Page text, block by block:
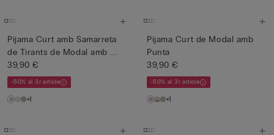
Pijama Curt amb Samarreta
de Tirants de Modal amb ...
39,90 €
-50% al 3r article
+1
Pijama Curt de Modal amb
Punta
39,90 €
-50% al 3r article
+1